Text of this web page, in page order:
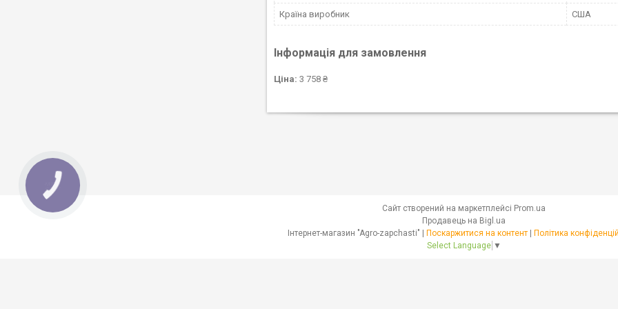
Країна виробник США
Інформація для замовлення
Ціна: 3 758 ₴
Сайт створений на маркетплейсі Prom.ua
Продавець на Bigl.ua
Інтернет-магазин "Agro-zapchasti" | Поскаржитися на контент | Політика
Select Language ▼
КНОПКА
ЗВ'ЯЗКУ